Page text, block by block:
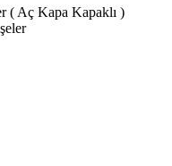
( Aç Kapa Kapaklı )